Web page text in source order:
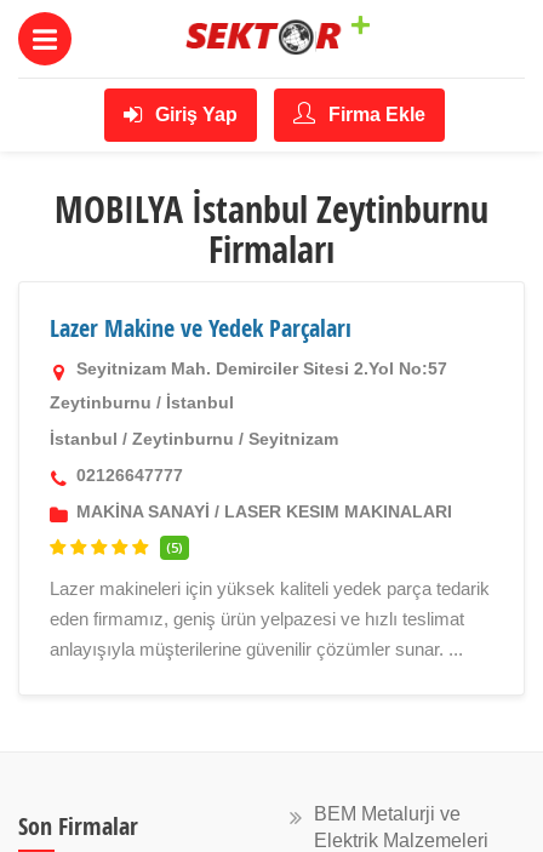
Giriş Yap Firma Ekle
MOBILYA İstanbul Zeytinburnu
Firmaları
Lazer Makine ve Yedek Parçaları
Seyitnizam Mah. Demirciler Sitesi 2.Yol No:57
Zeytinburnu / İstanbul
İstanbul / Zeytinburnu / Seyitnizam
02126647777
MAKİNA SANAYİ / LASER KESIM MAKINALARI
(5)
Lazer makineleri için yüksek kaliteli yedek parça tedarik
eden firmamız, geniş ürün yelpazesi ve hızlı teslimat
anlayışıyla müşterilerine güvenilir çözümler sunar. ...
Son Firmalar
BEM Metalurji ve
Elektrik Malzemeleri